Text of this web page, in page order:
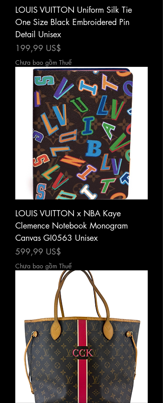
LOUIS VUITTON Uniform Silk Tie
One Size Black Embroidered Pin
Detail Unisex
Giá
199,99 US$
Chưa bao gồm Thuế
LOUIS VUITTON x NBA Kaye
Clemence Notebook Monogram
Canvas GI0563 Unisex
Giá
599,99 US$
Chưa bao gồm Thuế